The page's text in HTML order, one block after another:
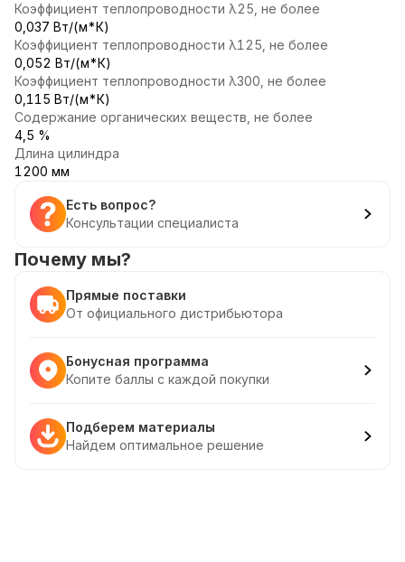
Коэффициент теплопроводности λ25, не более
0,037 Вт/(м*К)
Коэффициент теплопроводности λ125, не более
0,052 Вт/(м*К)
Коэффициент теплопроводности λ300, не более
0,115 Вт/(м*К)
Содержание органических веществ, не более
4,5 %
Длина цилиндра
1200 мм
Есть вопрос?
Консультации специалиста
Почему мы?
Прямые поставки
От официального дистрибьютора
Бонусная программа
Копите баллы с каждой покупки
Подберем материалы
Найдем оптимальное решение